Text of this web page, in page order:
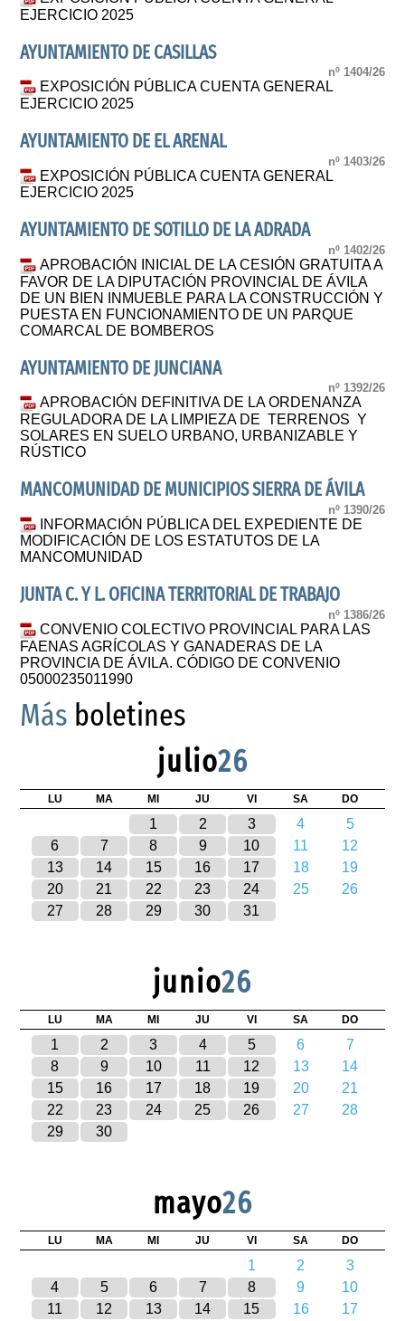
EJERCICIO 2025
AYUNTAMIENTO DE CASILLAS
nº 1404/26
EXPOSICIÓN PÚBLICA CUENTA GENERAL
EJERCICIO 2025
AYUNTAMIENTO DE EL ARENAL
nº 1403/26
EXPOSICIÓN PÚBLICA CUENTA GENERAL
EJERCICIO 2025
AYUNTAMIENTO DE SOTILLO DE LA ADRADA
nº 1402/26
APROBACIÓN INICIAL DE LA CESIÓN GRATUITA A
FAVOR DE LA DIPUTACIÓN PROVINCIAL DE ÁVILA
DE UN BIEN INMUEBLE PARA LA CONSTRUCCIÓN Y
PUESTA EN FUNCIONAMIENTO DE UN PARQUE
COMARCAL DE BOMBEROS
AYUNTAMIENTO DE JUNCIANA
nº 1392/26
APROBACIÓN DEFINITIVA DE LA ORDENANZA
REGULADORA DE LA LIMPIEZA DE TERRENOS Y
SOLARES EN SUELO URBANO, URBANIZABLE Y
RÚSTICO
MANCOMUNIDAD DE MUNICIPIOS SIERRA DE ÁVILA
nº 1390/26
INFORMACIÓN PÚBLICA DEL EXPEDIENTE DE
MODIFICACIÓN DE LOS ESTATUTOS DE LA
MANCOMUNIDAD
JUNTA C. Y L. OFICINA TERRITORIAL DE TRABAJO
nº 1386/26
CONVENIO COLECTIVO PROVINCIAL PARA LAS
FAENAS AGRÍCOLAS Y GANADERAS DE LA
PROVINCIA DE ÁVILA. CÓDIGO DE CONVENIO
05000235011990
Más boletines
julio26
LU MA MI JU VI SA DO
1 2 3 4
5
6
7 8 9 10 11
12
13
14 15 16 17 18
19
20
21 22 23 24 25
26
27
28 29 30 31
junio26
LU MA MI JU VI SA DO
1 2 3 4 5 6
7
8
9 10 11 12 13
14
15
16 17 18 19 20
21
22
23 24 25 26 27
28
29
30
mayo26
LU MA MI JU VI SA DO
1 2
3
4
5 6 7 8 9
10
11
12 13 14 15 16
17